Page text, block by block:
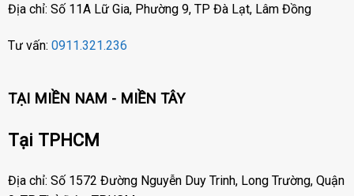
Địa chỉ: Số 11A Lữ Gia, Phường 9, TP Đà Lạt, Lâm Đồng
Tư vấn: 0911.321.236
TẠI MIỀN NAM - MIỀN TÂY
Tại TPHCM
Địa chỉ: Số 1572 Đường Nguyễn Duy Trinh, Long Trường, Quận